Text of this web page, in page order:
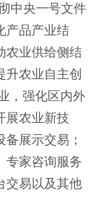
中央一号文件
产品产业结
农业供给侧结
农业自主创
，强化区内外
展农业新技
展示交易；
专家咨询服务
交易以及其他